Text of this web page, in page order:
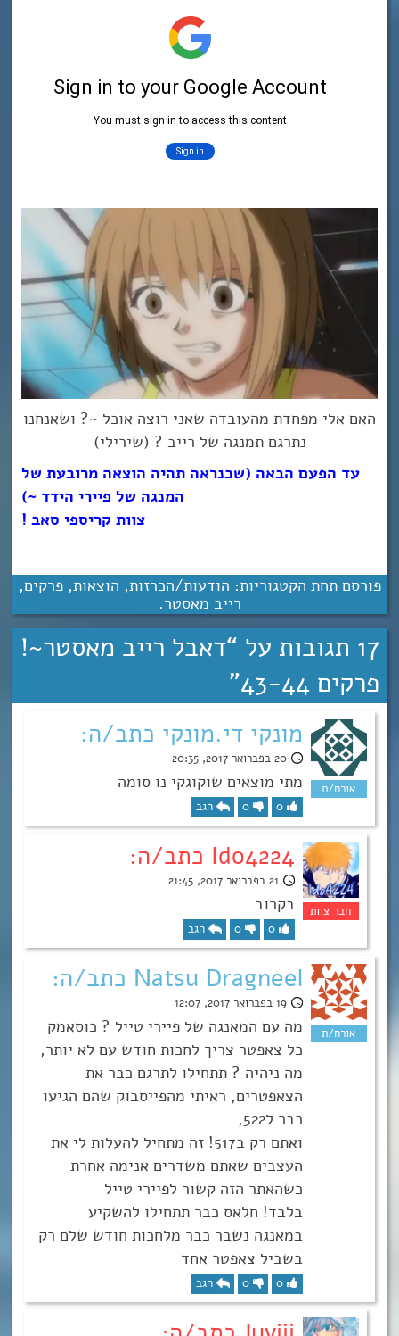
האם אלי מפחדת מהעובדה שאני רוצה אוכל ~? ושאנחנו
נתרגם תמנגה של רייב ? (שירילי)
עד הפעם הבאה (שכנראה תהיה הוצאה מרובעת של
המנגה של פיירי הידד ~)
צוות קריספי סאב !
פורסם תחת הקטגוריות: הודעות/הכרזות, הוצאות,פרקים,
רייב מאסטר.
17 תגובות על “
דאבל רייב מאסטר~!
פרקים 43-44
”
מונקי די.מונקי כתב/ה:
20 בפברואר 2017, 20:35
מתי מוצאים שוקוגקי נו סומה
0
0 הגב
Ido4224 כתב/ה:
21 בפברואר 2017, 21:45
בקרוב
0
0 הגב
Natsu Dragneel כתב/ה:
19 בפברואר 2017, 12:07
מה עם המאנגה של פיירי טייל ? כוסאמק
כל צאפטר צריך לחכות חודש עם לא יותר,
מה ניהיה ? תתחילו לתרגם כבר את
הצאפטרים, ראיתי מהפייסבוק שהם הגיעו
כבר ל522,
ואתם רק ב517! זה מתחיל להעלות לי את
העצבים שאתם משדרים אנימה אחרת
כשהאתר הזה קשור לפיירי טייל
בלבד! חלאס כבר תתחילו להשקיע
במאנגה נשבר כבר מלחכות חודש שלם רק
בשביל צאפטר אחד
0
0 הגב